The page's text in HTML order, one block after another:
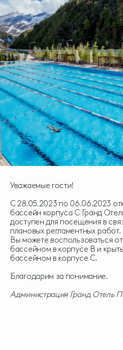
Уважаемые гости!
С 28.05.2023 по 06.06.2023
бассейн корпуса С Гранд
доступен для посещения в
плановых регламентных работ.
Вы можете воспользоваться
бассейном в корпусе В и
бассейном в корпусе С.
Благодарим за понимание.
Администрация Гранд Отель